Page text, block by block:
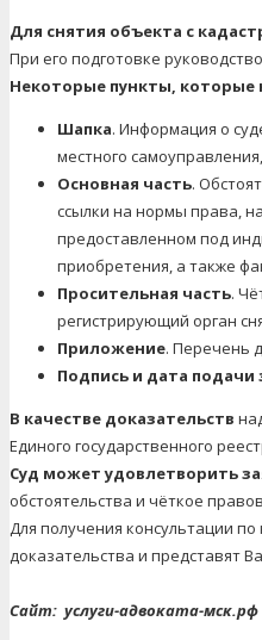
Для снятия объекта с
При его подготовке
Некоторые пункты, которые
Шапка. Информация о
местного
Основная часть.
ссылки на нормы права,
предоставленном под
приобретения, а также
Просительная часть.
регистрирующий орган
Приложение. Перечень
Подпись и дата подачи
В качестве доказательств
Единого государственного
Суд может удовлетворить
обстоятельства и чёткое
Для получения консультации
доказательства и представят
Сайт: услуги-адвоката-мск.рф